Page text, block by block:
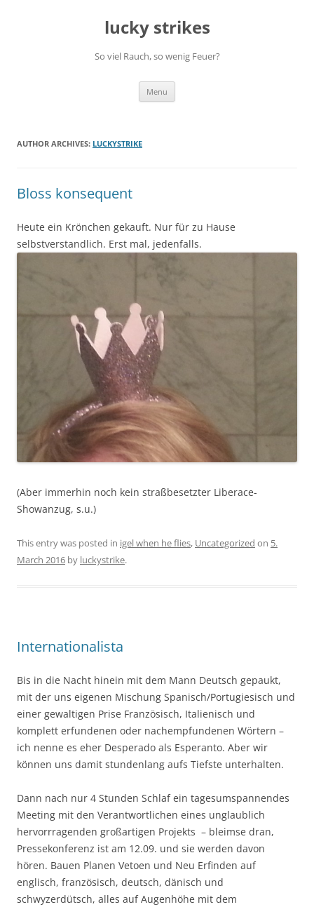
lucky strikes
So viel Rauch, so wenig Feuer?
Menu
AUTHOR ARCHIVES: LUCKYSTRIKE
Bloss konsequent
Heute ein Krönchen gekauft. Nur für zu Hause
selbstverstandlich. Erst mal, jedenfalls.
(Aber immerhin noch kein straßbesetzter Liberace-
Showanzug, s.u.)
This entry was posted in igel when he flies, Uncategorized on 5.
March 2016 by luckystrike.
Internationalista
Bis in die Nacht hinein mit dem Mann Deutsch gepaukt,
mit der uns eigenen Mischung Spanisch/Portugiesisch und
einer gewaltigen Prise Französisch, Italienisch und
komplett erfundenen oder nachempfundenen Wörtern –
ich nenne es eher Desperado als Esperanto. Aber wir
können uns damit stundenlang aufs Tiefste unterhalten.
Dann nach nur 4 Stunden Schlaf ein tagesumspannendes
Meeting mit den Verantwortlichen eines unglaublich
hervorrragenden großartigen Projekts – bleimse dran,
Pressekonferenz ist am 12.09. und sie werden davon
hören. Bauen Planen Vetoen und Neu Erfinden auf
englisch, französisch, deutsch, dänisch und
schwyzerdütsch, alles auf Augenhöhe mit dem